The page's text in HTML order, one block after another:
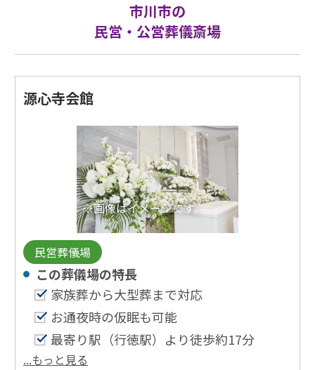
市川市の
民営・公営葬儀斎場
源心寺会館
※画像はイメージです。
民営葬儀場
この葬儀場の特⻑
家族葬から大型葬まで対応
お通夜時の仮眠も可能
最寄り駅（行徳駅）より徒歩約17分
...もっと見る